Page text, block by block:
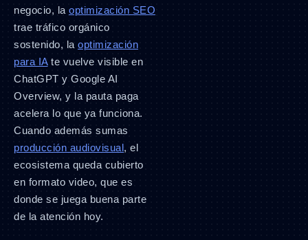
negocio, la optimización SEO
trae tráfico orgánico
sostenido, la optimización
para IAte vuelve visible en
ChatGPT y Google AI
Overview, y la pauta paga
acelera lo que ya funciona.
Cuando además sumas
producción audiovisual, el
ecosistema queda cubierto
en formato video, que es
donde se juega buena parte
de la atención hoy.